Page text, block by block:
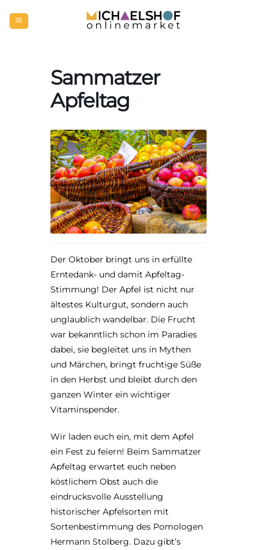
Inhalt
springen
Sammatzer
Apfeltag
Der Oktober bringt uns in erfüllte
Erntedank- und damit Apfeltag-
Stimmung! Der Apfel ist nicht nur
ältestes Kulturgut, sondern auch
unglaublich wandelbar. Die Frucht
war bekanntlich schon im Paradies
dabei, sie begleitet uns in Mythen
und Märchen, bringt fruchtige Süße
in den Herbst und bleibt durch den
ganzen Winter ein wichtiger
Vitaminspender.
Wir laden euch ein, mit dem Apfel
ein Fest zu feiern! Beim Sammatzer
Apfeltag erwartet euch neben
köstlichem Obst auch die
eindrucksvolle Ausstellung
historischer Apfelsorten mit
Sortenbestimmung des Pomologen
Hermann Stolberg. Dazu gibt‘s